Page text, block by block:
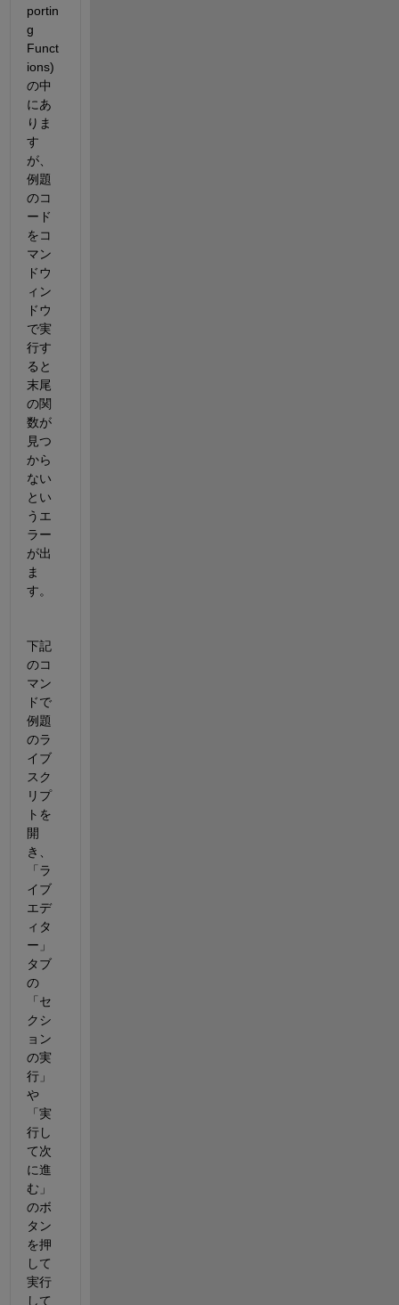
portin
g
Funct
ions)
の中
にあ
りま
す
が、
例題
のコ
ード
をコ
マン
ドウ
ィン
ドウ
で実
行す
ると
末尾
の関
数が
見つ
から
ない
とい
うエ
ラー
が出
ま
す。
下記
のコ
マン
ドで
例題
のラ
イブ
スク
リプ
トを
開
き、
「ラ
イブ
エデ
ィタ
ー」
タブ
の
「セ
クシ
ョン
の実
行」
や
「実
行し
て次
に進
む」
のボ
タン
を押
して
実行
して